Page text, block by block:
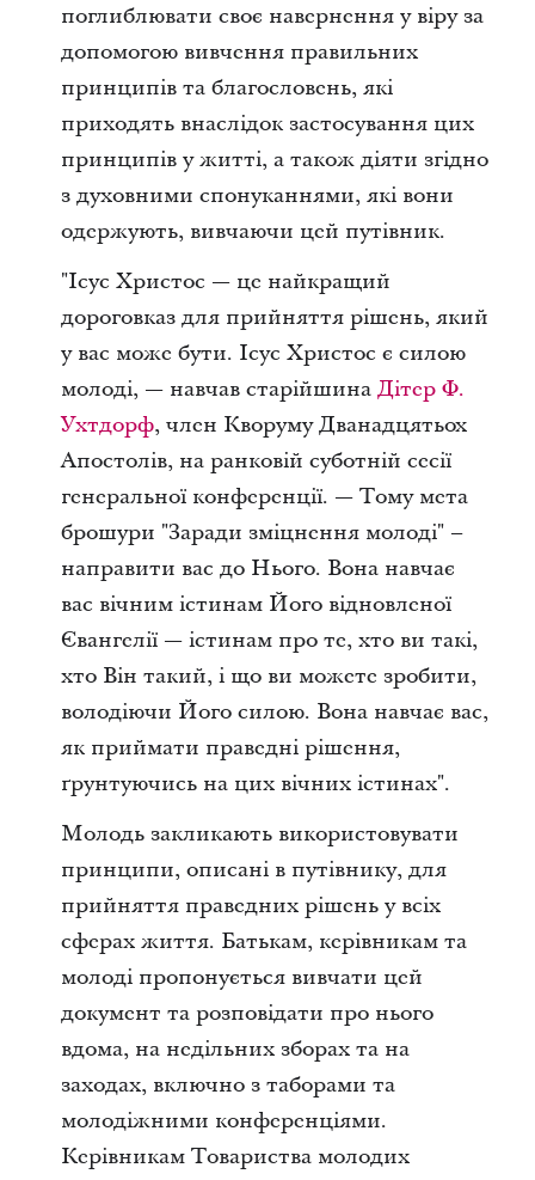
поглиблювати своє навернення у віру за
допомогою вивчення правильних
принципів та благословень, які
приходять внаслідок застосування цих
принципів у житті, а також діяти згідно
з духовними спонуканнями, які вони
одержують, вивчаючи цей путівник.
"Ісус Христос — це найкращий
дороговказ для прийняття рішень, який
у вас може бути. Ісус Христос є силою
молоді, — навчав старійшина Дітер Ф.
Ухтдорф, член Кворуму Дванадцятьох
Апостолів, на ранковій суботній сесії
генеральної конференції. — Тому мета
брошури "Заради зміцнення молоді" –
направити вас до Нього. Вона навчає
вас вічним істинам Його відновленої
Євангелії — істинам про те, хто ви такі,
хто Він такий, і що ви можете зробити,
володіючи Його силою. Вона навчає вас,
як приймати праведні рішення,
ґрунтуючись на цих вічних істинах".
Молодь закликають використовувати
принципи, описані в путівнику, для
прийняття праведних рішень у всіх
сферах життя. Батькам, керівникам та
молоді пропонується вивчати цей
документ та розповідати про нього
вдома, на недільних зборах та на
заходах, включно з таборами та
молодіжними конференціями.
Керівникам Товариства молодих